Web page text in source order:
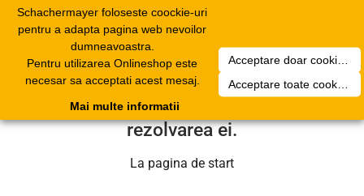
Schachermayer foloseste coockie-uri
pentru a adapta pagina web nevoilor
dumneavoastra.
Pentru utilizarea Onlineshop este
necesar sa acceptati acest mesaj.
Acceptare doar cookierurile necesare
Acceptare toate cookieurilor
Mai multe informatii
navigation
Din pacate a aparut o problema
tehnica. Echipa noastra se va ocupa de
rezolvarea ei.
La pagina de start